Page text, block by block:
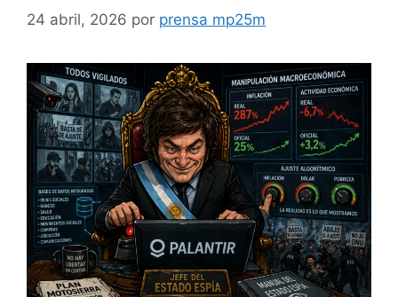
24 abril, 2026 por prensa mp25m